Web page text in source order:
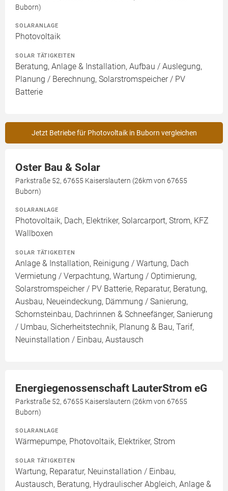
Buborn)
SOLARANLAGE
Photovoltaik
SOLAR TÄTIGKEITEN
Beratung, Anlage & Installation, Aufbau / Auslegung,
Planung / Berechnung, Solarstromspeicher / PV
Batterie
Jetzt Betriebe für Photovoltaik in Buborn vergleichen
Oster Bau & Solar
Parkstraße 52, 67655 Kaiserslautern (26km von 67655
Buborn)
SOLARANLAGE
Photovoltaik, Dach, Elektriker, Solarcarport, Strom, KFZ
Wallboxen
SOLAR TÄTIGKEITEN
Anlage & Installation, Reinigung / Wartung, Dach
Vermietung / Verpachtung, Wartung / Optimierung,
Solarstromspeicher / PV Batterie, Reparatur, Beratung,
Ausbau, Neueindeckung, Dämmung / Sanierung,
Schornsteinbau, Dachrinnen & Schneefänger, Sanierung
/ Umbau, Sicherheitstechnik, Planung & Bau, Tarif,
Neuinstallation / Einbau, Austausch
Energiegenossenschaft LauterStrom eG
Parkstraße 52, 67655 Kaiserslautern (26km von 67655
Buborn)
SOLARANLAGE
Wärmepumpe, Photovoltaik, Elektriker, Strom
SOLAR TÄTIGKEITEN
Wartung, Reparatur, Neuinstallation / Einbau,
Austausch, Beratung, Hydraulischer Abgleich, Anlage &